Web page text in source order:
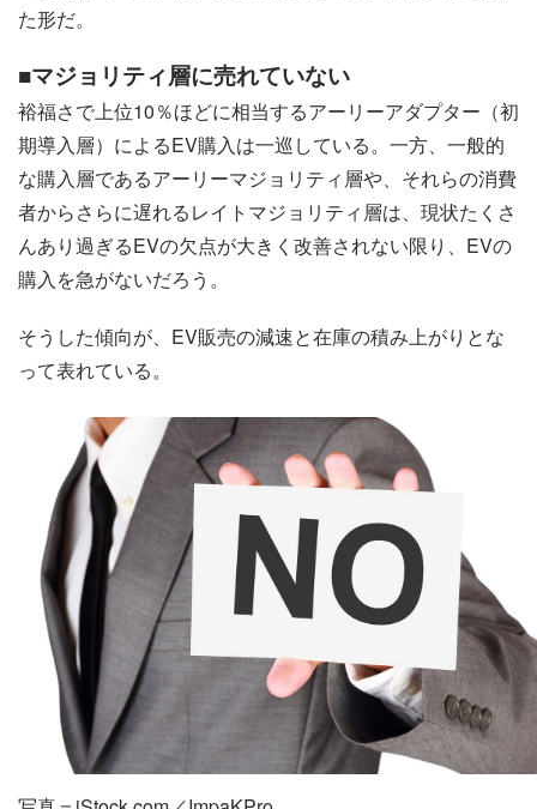
た形だ。
■マジョリティ層に売れていない
裕福さで上位10％ほどに相当するアーリーアダプター（初
期導入層）によるEV購入は一巡している。一方、一般的
な購入層であるアーリーマジョリティ層や、それらの消費
者からさらに遅れるレイトマジョリティ層は、現状たくさ
んあり過ぎるEVの欠点が大きく改善されない限り、EVの
購入を急がないだろう。
そうした傾向が、EV販売の減速と在庫の積み上がりとな
って表れている。